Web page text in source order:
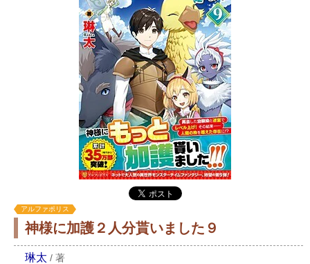
アルファポリス
神様に加護２人分貰いました９
琳太 / 著